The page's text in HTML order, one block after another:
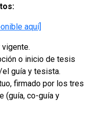
aquí]
o inicio de tesis
guía y tesista.
firmado por los tres
(guía, co-guía y